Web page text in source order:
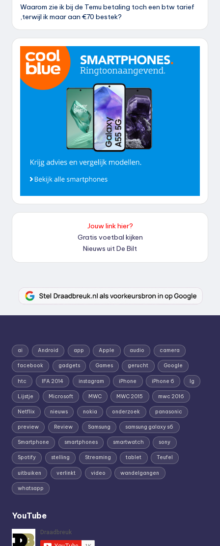
Waarom zie ik bij de Temu betaling toch een btw tarief
,terwijl ik maar aan €70 bestek?
Jouw link hier?
Gratis voetbal kijken
Nieuws uit De Bilt
ai Android app Apple audio camera
facebook gadgets Games gerucht Google
htc IFA 2014 instagram iPhone iPhone 6 lg
Lijstje Microsoft MWC MWC 2015 mwc 2016
Netflix nieuws nokia onderzoek panasonic
preview Review Samsung samsung galaxy s6
Smartphone smartphones smartwatch sony
Spotify stelling Streaming tablet Teufel
uitbuiken verlinkt video wandelgangen
whatsapp
YouTube